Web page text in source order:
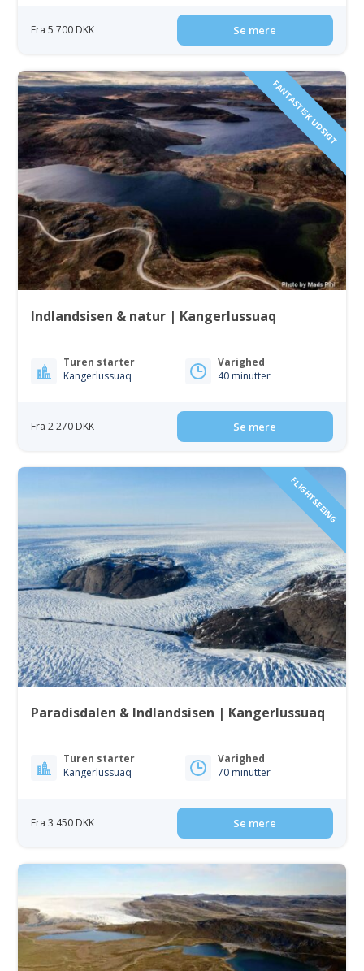
Fra 5 700 DKK Se mere
FANTASTISK UDSIGT
Indlandsisen & natur | Kangerlussuaq
Turen starter
Kangerlussuaq
Varighed
40 minutter
Fra 2 270 DKK Se mere
FLIGHTSEEING
Paradisdalen & Indlandsisen | Kangerlussuaq
Turen starter
Kangerlussuaq
Varighed
70 minutter
Fra 3 450 DKK Se mere